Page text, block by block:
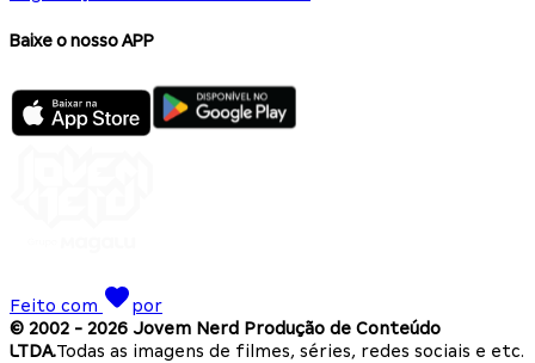
Baixe o nosso APP
Feito com
por
© 2002 - 2026 Jovem Nerd Produção de Conteúdo
LTDA.Todas as imagens de filmes, séries, redes sociais e etc.